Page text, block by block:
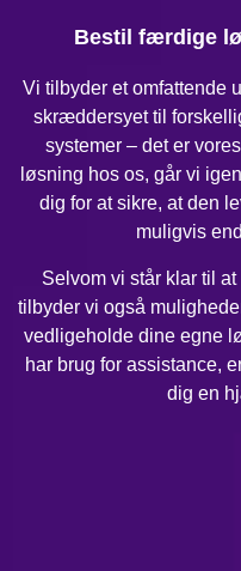
Bestil færdige
Vi tilbyder et omfattende
skræddersyet til
systemer – det er
løsning hos os, går vi
dig for at sikre, at den
muligvis
Selvom vi står klar til
tilbyder vi også
vedligeholde dine egne
har brug for assistance,
dig en